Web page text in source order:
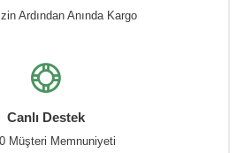
Ardından Anında Kargo
Canlı Destek
Müşteri Memnuniyeti